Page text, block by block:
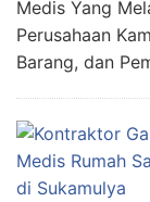
Medis Yang
Perusahaan
Barang, dan